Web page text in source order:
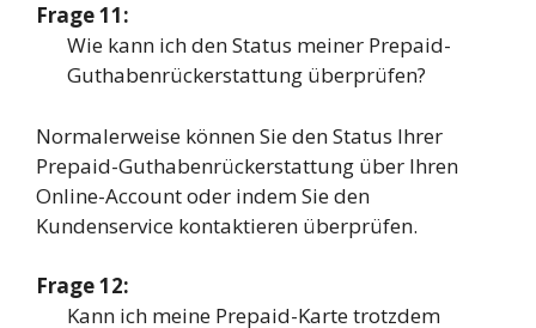
Frage 11:
Wie kann ich den Status meiner Prepaid-
Guthabenrückerstattung überprüfen?
Normalerweise können Sie den Status Ihrer
Prepaid-Guthabenrückerstattung über Ihren
Online-Account oder indem Sie den
Kundenservice kontaktieren überprüfen.
Frage 12:
Kann ich meine Prepaid-Karte trotzdem